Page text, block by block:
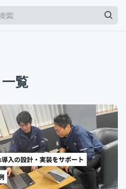
事
ビス
keyboard_arrow_down
ク管理のテクニックを紹介
り組む注目企業一覧（2025年版）
ュマニュアルとは？組織の内部崩壊
覧